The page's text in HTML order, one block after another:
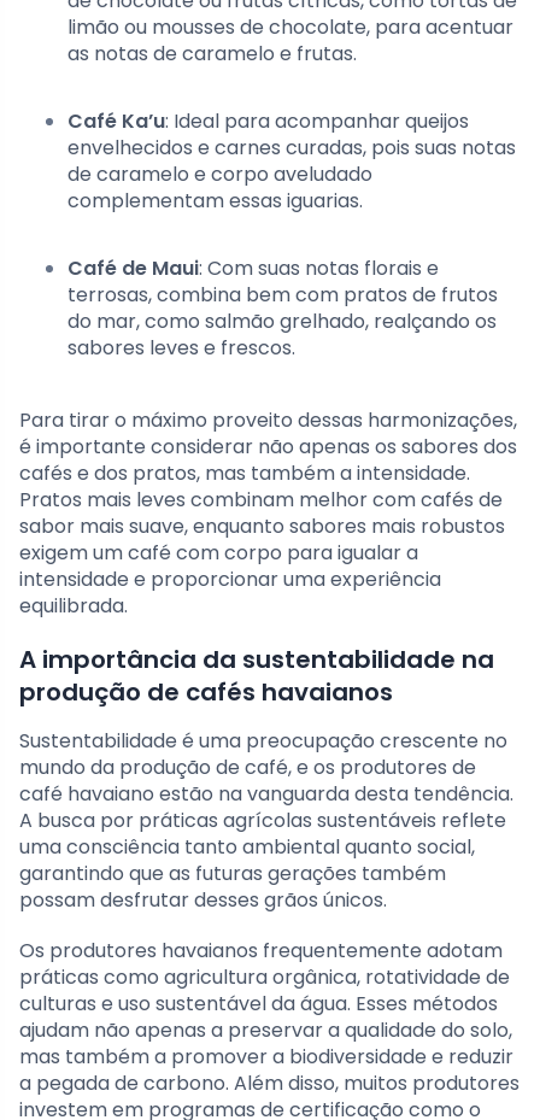
limão ou mousses de chocolate, para acentuar
as notas de caramelo e frutas.
Café Ka’u: Ideal para acompanhar queijos
envelhecidos e carnes curadas, pois suas notas
de caramelo e corpo aveludado
complementam essas iguarias.
Café de Maui: Com suas notas florais e
terrosas, combina bem com pratos de frutos
do mar, como salmão grelhado, realçando os
sabores leves e frescos.
Para tirar o máximo proveito dessas harmonizações,
é importante considerar não apenas os sabores dos
cafés e dos pratos, mas também a intensidade.
Pratos mais leves combinam melhor com cafés de
sabor mais suave, enquanto sabores mais robustos
exigem um café com corpo para igualar a
intensidade e proporcionar uma experiência
equilibrada.
A importância da sustentabilidade na
produção de cafés havaianos
Sustentabilidade é uma preocupação crescente no
mundo da produção de café, e os produtores de
café havaiano estão na vanguarda desta tendência.
A busca por práticas agrícolas sustentáveis reflete
uma consciência tanto ambiental quanto social,
garantindo que as futuras gerações também
possam desfrutar desses grãos únicos.
Os produtores havaianos frequentemente adotam
práticas como agricultura orgânica, rotatividade de
culturas e uso sustentável da água. Esses métodos
ajudam não apenas a preservar a qualidade do solo,
mas também a promover a biodiversidade e reduzir
a pegada de carbono. Além disso, muitos produtores
investem em programas de certificação como o